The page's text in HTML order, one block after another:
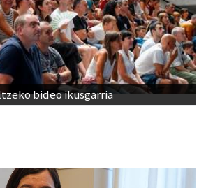
bideo ikusgarria